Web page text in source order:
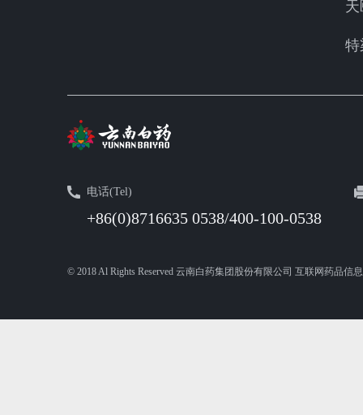
特
电话(Tel)
+86(0)8716635 0538/400-100-0538
© 2018 Al Rights Reserved 云南白药集团股份有限公司 互联网药品信